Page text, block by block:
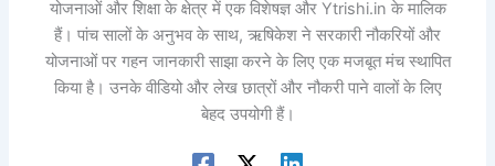
योजनाओं और शिक्षा के क्षेत्र में एक विशेषज्ञ और Ytrishi.in के मालिक
हैं। पांच सालों के अनुभव के साथ, ऋषिकेश ने सरकारी नौकरियों और
योजनाओं पर गहन जानकारी साझा करने के लिए एक मजबूत मंच स्थापित
किया है। उनके वीडियो और लेख छात्रों और नौकरी पाने वालों के लिए
बेहद उपयोगी हैं।